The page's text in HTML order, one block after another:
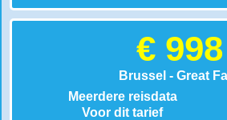
€ 998
Brussel - Great
Meerdere reisdata
Voor dit tarief